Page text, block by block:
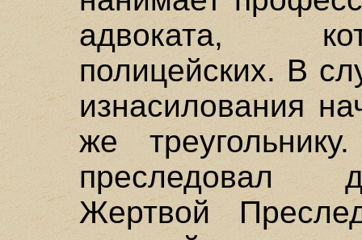
адвоката,
полицейских. В
изнасилования
же
преследовал
Жертвой